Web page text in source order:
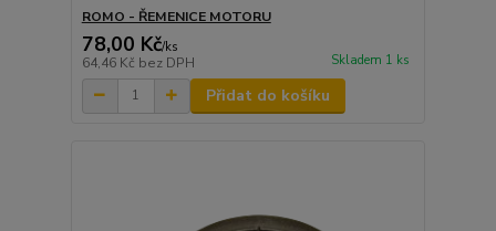
ROMO - ŘEMENICE MOTORU
78,00 Kč/ks
64,46 Kč bez DPH Skladem 1 ks
Přidat do košíku